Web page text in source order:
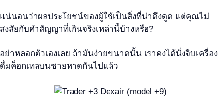
แน่นอนว่าผลประโยชน์ของผู้ใช้เป็นสิ่งที่น่าดึงดูด แต่คุณไม่
สงสัยกับคำสัญญาที่เกินจริงเหล่านี้บ้างหรือ?
อย่าหลอกตัวเองเลย ถ้ามันง่ายขนาดนั้น เราคงได้นั่งจิบเครื่อง
ดื่มค็อกเทลบนชายหาดกันไปแล้ว